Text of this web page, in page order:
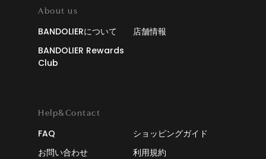
About us
BANDOLIERについて
店舗情報
BANDOLIER Rewards
Club
Help&Contact
FAQ
ショッピングガイド
お問い合わせ
利用規約